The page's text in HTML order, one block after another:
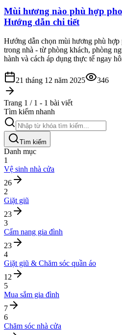
Mùi hương nào phù hợp
Hướng dẫn chi tiết
Hướng dẫn chọn mùi hương phù
trong nhà - từ phòng khách, phòng
hành và cách áp dụng thực tế ngay
21 tháng 12 năm 2025 346
Trang 1 / 1 - 1 bài viết
Tìm kiếm nhanh
Tìm kiếm
Danh mục
1
Vệ sinh nhà cửa
26
2
Giặt giũ
23
3
Cẩm nang gia đình
23
4
Giặt giũ & Chăm sóc quần áo
12
5
Mua sắm gia đình
7
6
Chăm sóc nhà cửa